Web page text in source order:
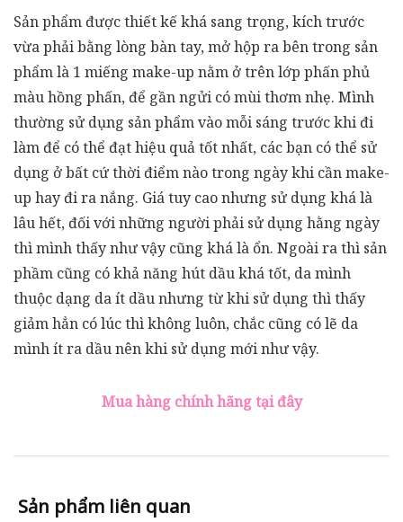
Sản phẩm được thiết kế khá sang trọng, kích trước
vừa phải bằng lòng bàn tay, mở hộp ra bên trong sản
phẩm là 1 miếng make-up nằm ở trên lớp phấn phủ
màu hồng phấn, để gần ngửi có mùi thơm nhẹ. Mình
thường sử dụng sản phẩm vào mỗi sáng trước khi đi
làm để có thể đạt hiệu quả tốt nhất, các bạn có thể sử
dụng ở bất cứ thời điểm nào trong ngày khi cần make-
up hay đi ra nắng. Giá tuy cao nhưng sử dụng khá là
lâu hết, đối với những người phải sử dụng hằng ngày
thì mình thấy như vậy cũng khá là ổn. Ngoài ra thì sản
phầm cũng có khả năng hút dầu khá tốt, da mình
thuộc dạng da ít dầu nhưng từ khi sử dụng thì thấy
giảm hẳn có lúc thì không luôn, chắc cũng có lẽ da
mình ít ra dầu nên khi sử dụng mới như vậy.
Mua hàng chính hãng tại đây
Sản phẩm liên quan